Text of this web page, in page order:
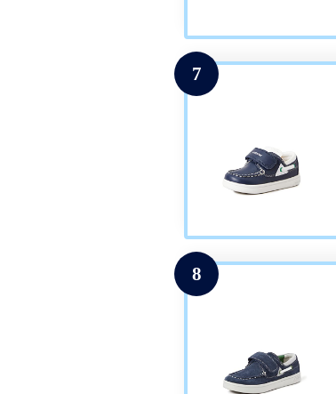
7
8